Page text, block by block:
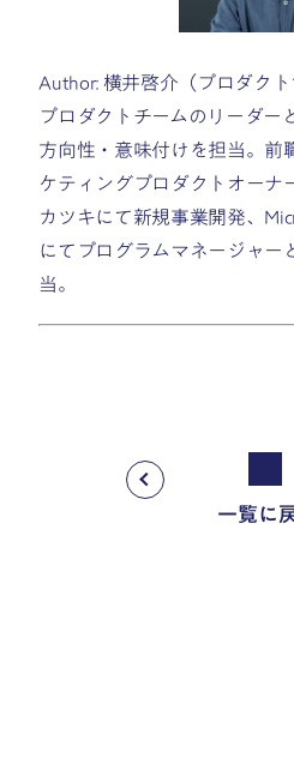
Author: 横井啓介（プロダクト
プロダクトチームのリーダー
方向性・意味付けを担当。前
ケティングプロダクトオーナ
カツキにて新規事業開発、
にてプログラムマネージャー
当。
一覧に